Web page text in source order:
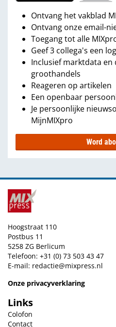
Ontvang het vakblad
Ontvang onze email-
Toegang tot alle
Geef 3 collega's een
Inclusief marktdata en
groothandels
Reageren op artikelen
Een openbaar
Je persoonlijke
MijnMIXpro
Word
Hoogstraat 110
Postbus 11
5258 ZG Berlicum
Telefoon: +31 (0) 73 503 43 47
E-mail: redactie@mixpress.nl
Onze privacyverklaring
Links
Colofon
Contact